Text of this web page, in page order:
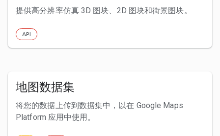
提供高分辨率仿真 3D 图块、2D 图块和街景图块。
API
地图数据集
将您的数据上传到数据集中，以在 Google Maps
Platform 应用中使用。